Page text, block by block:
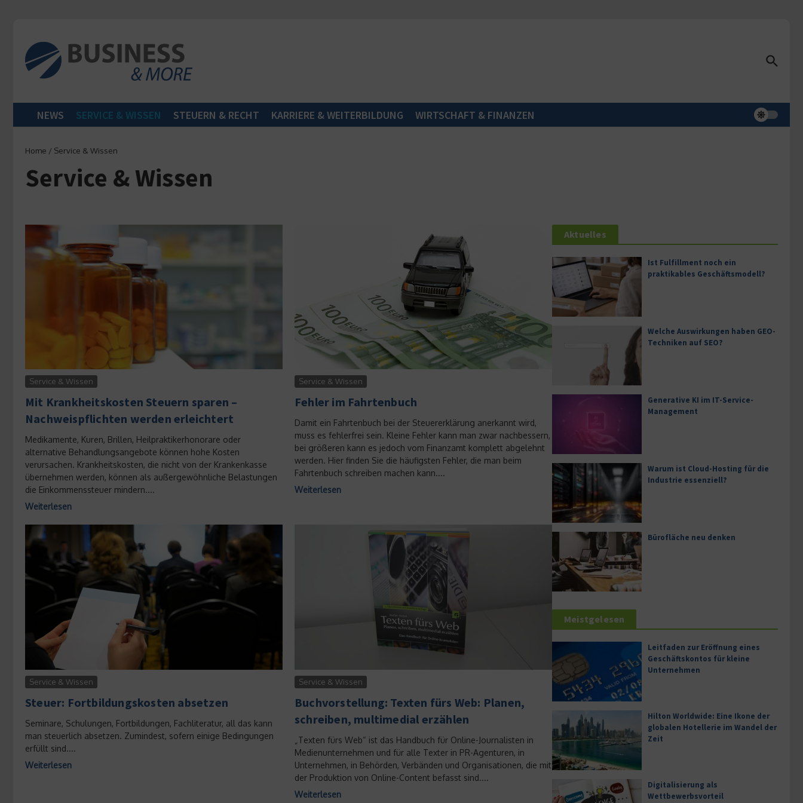
NEWS SERVICE & WISSEN STEUERN & RECHT KARRIERE & WEITERBILDUNG WIRTSCHAFT & FINANZEN
Home / Service & Wissen
Service & Wissen
Service & Wissen
Mit Krankheitskosten Steuern sparen –
Nachweispflichten werden erleichtert
Medikamente, Kuren, Brillen, Heilpraktikerhonorare oder
alternative Behandlungsangebote können hohe Kosten
verursachen. Krankheitskosten, die nicht von der Krankenkasse
übernehmen werden, können als außergewöhnliche Belastungen
die Einkommenssteuer mindern....
Weiterlesen
Service & Wissen
Fehler im Fahrtenbuch
Damit ein Fahrtenbuch bei der Steuererklärung anerkannt wird,
muss es fehlerfrei sein. Kleine Fehler kann man zwar nachbessern,
bei größeren kann es jedoch vom Finanzamt komplett abgelehnt
werden. Hier finden Sie die häufigsten Fehler, die man beim
Fahrtenbuch schreiben machen kann....
Weiterlesen
Service & Wissen
Steuer: Fortbildungskosten absetzen
Seminare, Schulungen, Fortbildungen, Fachliteratur, all das kann
man steuerlich absetzen. Zumindest, sofern einige Bedingungen
erfüllt sind....
Weiterlesen
Service & Wissen
Buchvorstellung: Texten fürs Web: Planen,
schreiben, multimedial erzählen
„Texten fürs Web“ ist das Handbuch für Online-Journalisten in
Medienunternehmen und für alle Texter in PR-Agenturen, in
Unternehmen, in Behörden, Verbänden und Organisationen, die mit
der Produktion von Online-Content befasst sind....
Weiterlesen
Aktuelles
Ist Fulfillment noch ein
praktikables Geschäftsmodell?
Welche Auswirkungen haben GEO-
Techniken auf SEO?
Generative KI im IT-Service-
Management
Warum ist Cloud-Hosting für die
Industrie essenziell?
Bürofläche neu denken
Meistgelesen
Leitfaden zur Eröffnung eines
Geschäftskontos für kleine
Unternehmen
Hilton Worldwide: Eine Ikone der
globalen Hotellerie im Wandel der
Zeit
Digitalisierung als
Wettbewerbsvorteil